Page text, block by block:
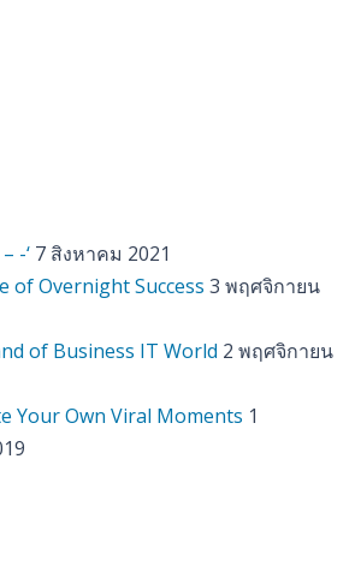
-‘ 7 สิงหาคม 2021
of Overnight Success 3 พฤศจิกายน
of Business IT World 2 พฤศจิกายน
Your Own Viral Moments 1